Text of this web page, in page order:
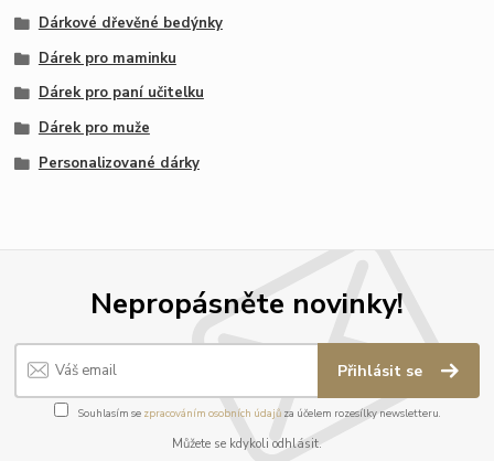
Dárkové dřevěné bedýnky
Dárek pro maminku
Dárek pro paní učitelku
Dárek pro muže
Personalizované dárky
Nepropásněte novinky!
Přihlásit se
Souhlasím se zpracováním osobních údajůza účelem rozesílky newsletteru.
Můžete se kdykoli odhlásit.